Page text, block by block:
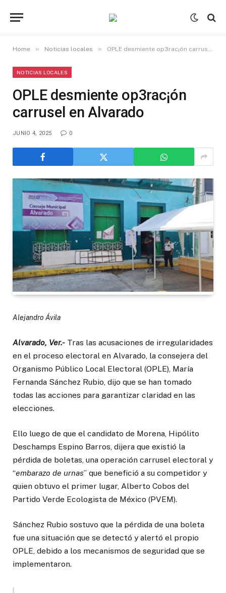
Home » Noticias locales » OPLE desmiente op3rac¡ón carrusel en Alvarado
NOTICIAS LOCALES
OPLE desmiente op3rac¡ón
carrusel en Alvarado
JUNIO 4, 2025 0
Alejandro Ávila
Alvarado, Ver.- Tras las acusaciones de irregularidades
en el proceso electoral en Alvarado, la consejera del
Organismo Público Local Electoral (OPLE), María
Fernanda Sánchez Rubio, dijo que se han tomado
todas las acciones para garantizar claridad en las
elecciones.
Ello luego de que el candidato de Morena, Hipólito
Deschamps Espino Barros, dijera que existió la
pérdida de boletas, una operación carrusel electoral y
“embarazo de urnas” que benefició a su competidor y
quien obtuvo el primer lugar, Alberto Cobos del
Partido Verde Ecologista de México (PVEM).
Sánchez Rubio sostuvo que la pérdida de una boleta
fue una situación que se detectó y alertó el propio
OPLE, debido a los mecanismos de seguridad que se
implementaron.